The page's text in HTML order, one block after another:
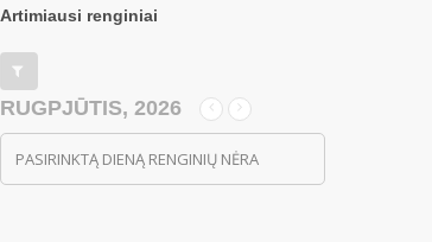
Artimiausi renginiai
RUGPJŪTIS, 2026
PASIRINKTĄ DIENĄ RENGINIŲ NĖRA